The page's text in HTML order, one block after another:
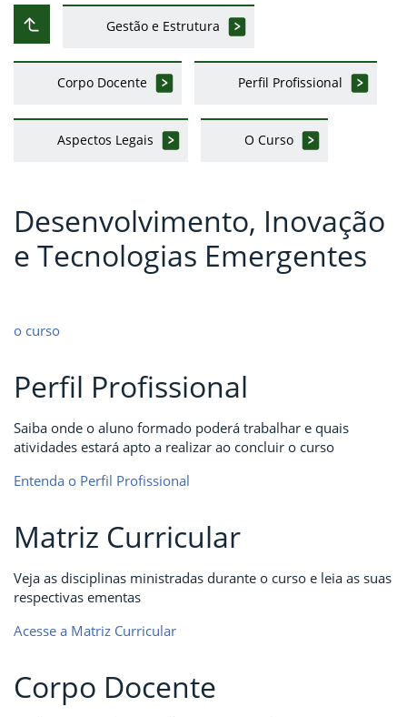
Subir ao nível anterior
Gestão e Estrutura
Corpo Docente Perfil Profissional
Aspectos Legais O Curso
Desenvolvimento, Inovação
e Tecnologias Emergentes
o curso
Perfil Profissional
Saiba onde o aluno formado poderá trabalhar e quais
atividades estará apto a realizar ao concluir o curso
Entenda o Perfil Profissional
Matriz Curricular
Veja as disciplinas ministradas durante o curso e leia as suas
respectivas ementas
Acesse a Matriz Curricular
Corpo Docente